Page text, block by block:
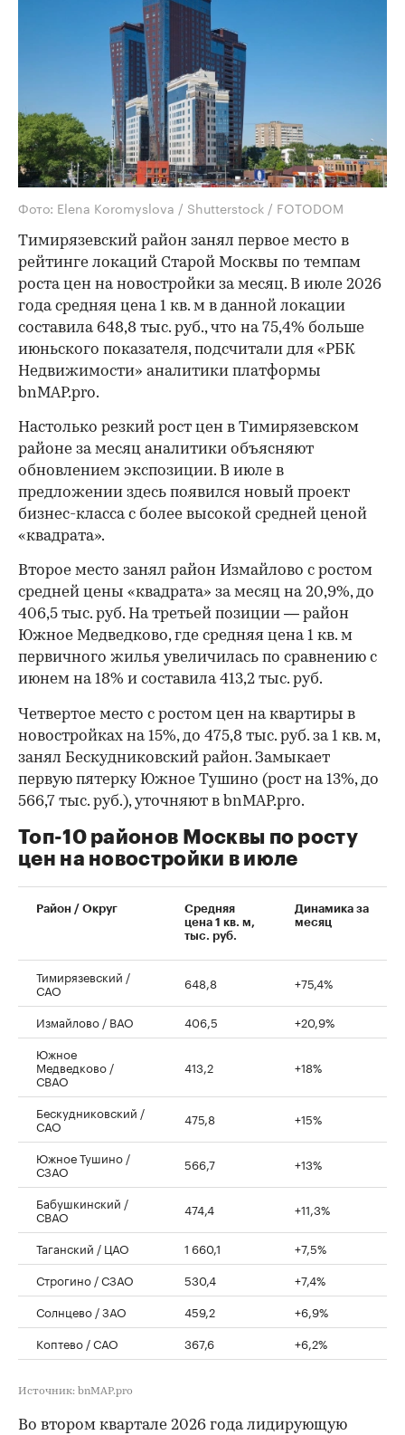
Фото: Elena Koromyslova / Shutterstock / FOTODOM
Тимирязевский район занял первое место в
рейтинге локаций Старой Москвы по темпам
роста цен на новостройки за месяц. В июле 2026
года средняя цена 1 кв. м в данной локации
составила 648,8 тыс. руб., что на 75,4% больше
июньского показателя, подсчитали для «РБК
Недвижимости» аналитики платформы
bnMAP.pro.
Настолько резкий рост цен в Тимирязевском
районе за месяц аналитики объясняют
обновлением экспозиции. В июле в
предложении здесь появился новый проект
бизнес-класса с более высокой средней ценой
«квадрата».
Второе место занял район Измайлово с ростом
средней цены «квадрата» за месяц на 20,9%, до
406,5 тыс. руб. На третьей позиции — район
Южное Медведково, где средняя цена 1 кв. м
первичного жилья увеличилась по сравнению с
июнем на 18% и составила 413,2 тыс. руб.
00:00 / 00:00
Четвертое место с ростом цен на квартиры в
новостройках на 15%, до 475,8 тыс. руб. за 1 кв. м,
занял Бескудниковский район. Замыкает
первую пятерку Южное Тушино (рост на 13%, до
566,7 тыс. руб.), уточняют в bnMAP.pro.
Топ-10 районов Москвы по росту
цен на новостройки в июле
Район / Округ
Средняя
цена 1 кв. м,
тыс. руб.
Динамика за
месяц
Тимирязевский /
САО 648,8 +75,4%
Измайлово / ВАО 406,5
+20,9%
Южное
Медведково /
СВАО
413,2 +18%
Бескудниковский /
САО 475,8 +15%
Южное Тушино /
СЗАО 566,7 +13%
Бабушкинский /
СВАО 474,4 +11,3%
Таганский / ЦАО 1 660,1
+7,5%
Строгино / СЗАО
530,4
+7,4%
Солнцево / ЗАО
459,2
+6,9%
Коптево / САО
367,6 +6,2%
Источник: bnMAP.pro
Во втором квартале 2026 года лидирующую